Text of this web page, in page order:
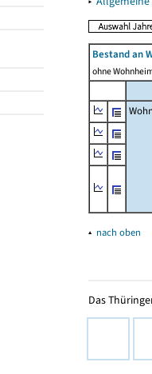
Bestand an
ohne
▴ nach oben
Das